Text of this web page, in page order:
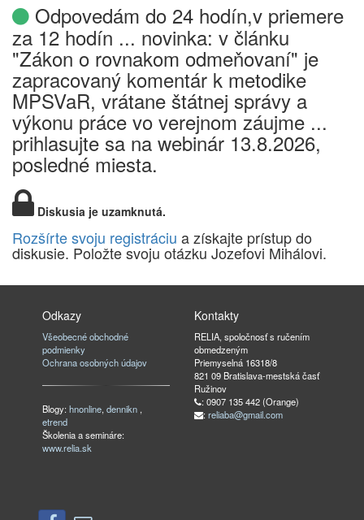
Odpovedám do 24 hodín,v priemere
za 12 hodín ... novinka: v článku
"Zákon o rovnakom odmeňovaní" je
zapracovaný komentár k metodike
MPSVaR, vrátane štátnej správy a
výkonu práce vo verejnom záujme ...
prihlasujte sa na webinár 13.8.2026,
posledné miesta.
Diskusia je uzamknutá.
Rozšírte svoju registráciu a získajte prístup do
diskusie. Položte svoju otázku Jozefovi Mihálovi.
Odkazy
Všeobecné obchodné
podmienky
Ochrana osobných údajov
Blogy:hnonline,dennikn ,
etrend
Školenia a semináre:
www.relia.sk
Kontakty
RELIA, spoločnosť s ručením
obmedzeným
Priemyselná 16318/8
821 09 Bratislava-mestská časť
Ružinov
: 0907 135 442 (Orange)
: reliaba@gmail.com